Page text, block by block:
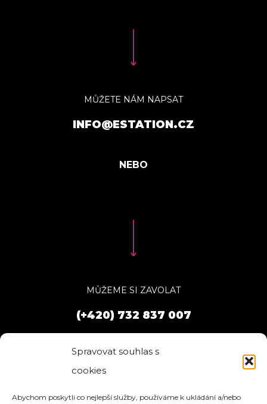
Spravovat souhlas s
cookies
Abychom poskytli co nejlepší služby, používáme k ukládání a/nebo
MŮŽETE NÁM NAPSAT
INFO@ESTATION.CZ
MŮŽEME SI ZAVOLAT
(+420) 732 837 007